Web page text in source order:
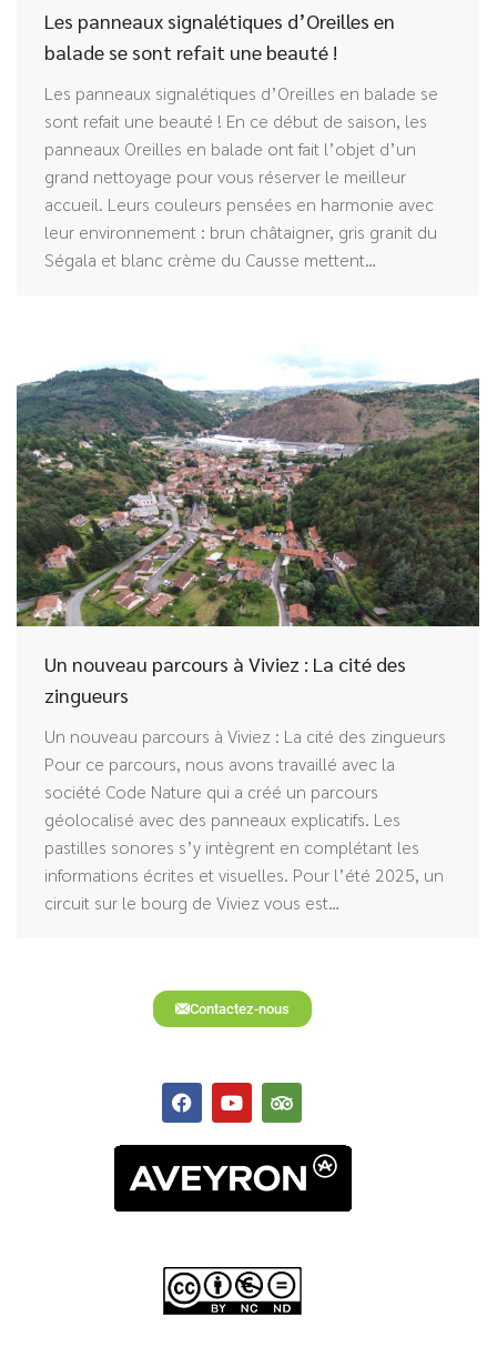
Les panneaux signalétiques d’Oreilles en
balade se sont refait une beauté !
Les panneaux signalétiques d’Oreilles en balade se
sont refait une beauté ! En ce début de saison, les
panneaux Oreilles en balade ont fait l’objet d’un
grand nettoyage pour vous réserver le meilleur
accueil. Leurs couleurs pensées en harmonie avec
leur environnement : brun châtaigner, gris granit du
Ségala et blanc crème du Causse mettent…
Un nouveau parcours à Viviez : La cité des
zingueurs
Un nouveau parcours à Viviez : La cité des zingueurs
Pour ce parcours, nous avons travaillé avec la
société Code Nature qui a créé un parcours
géolocalisé avec des panneaux explicatifs. Les
pastilles sonores s’y intègrent en complétant les
informations écrites et visuelles. Pour l’été 2025, un
circuit sur le bourg de Viviez vous est…
Contactez-nous